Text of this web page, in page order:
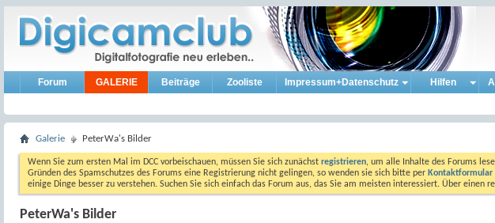
Forum GALERIE Beiträge Zooliste Impressum+Datenschutz Hilfen
Galerie PeterWa's Bilder
Wenn Sie zum ersten Mal im DCC vorbeischauen, müssen Sie sich zunächst registrieren, um alle Inhalte des Forums
Gründen des Spamschutzes des Forums eine Registrierung nicht gelingen, so wenden sie sich bitte per Kontaktformular
einige Dinge besser zu verstehen. Suchen Sie sich einfach das Forum aus, das Sie am meisten interessiert. Über
PeterWa's Bilder